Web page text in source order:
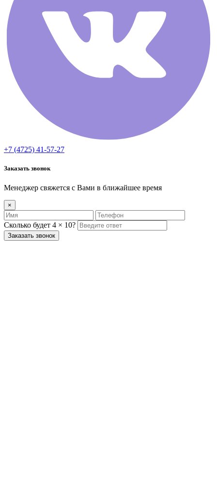
+7 (4725) 41-57-27
Заказать звонок
Менеджер свяжется с Вами в ближайшее время
×
Сколько будет 4 × 10?